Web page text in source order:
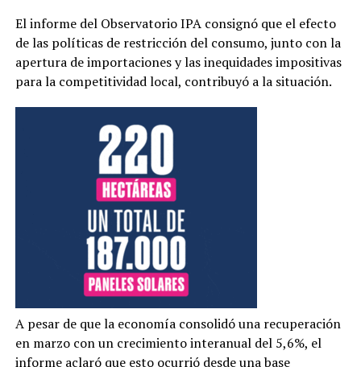
El informe del Observatorio IPA consignó que el efecto
de las políticas de restricción del consumo, junto con la
apertura de importaciones y las inequidades impositivas
para la competitividad local, contribuyó a la situación.
A pesar de que la economía consolidó una recuperación
en marzo con un crecimiento interanual del 5,6%, el
informe aclaró que esto ocurrió desde una base